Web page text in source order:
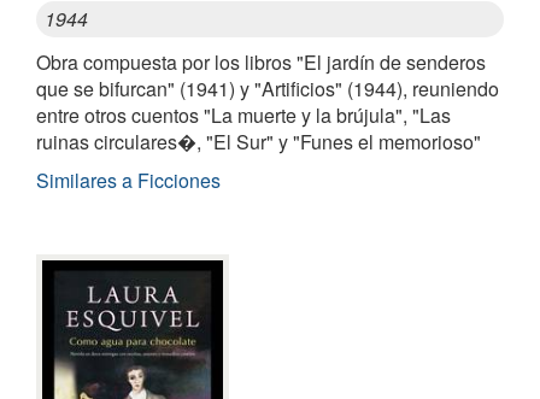
1944
Obra compuesta por los libros "El jardín de senderos
que se bifurcan" (1941) y "Artificios" (1944), reuniendo
entre otros cuentos "La muerte y la brújula", "Las
ruinas circulares�, "El Sur" y "Funes el memorioso"
Similares a Ficciones